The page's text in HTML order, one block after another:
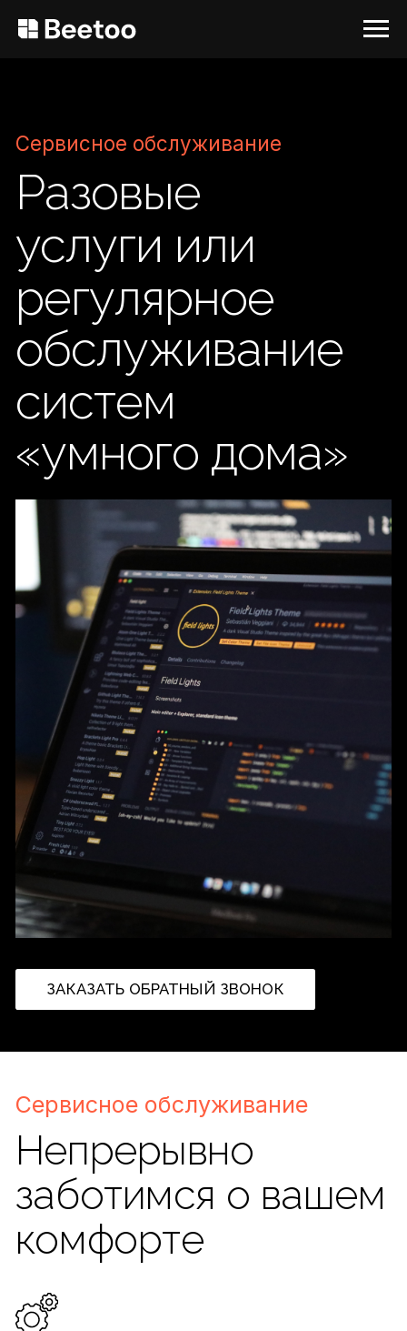
ЗАКАЗАТЬ ОБРАТНЫЙ ЗВОНОК
Разовые
услуги или
регулярное
обслуживание
систем
«умного дома»
Непрерывно
заботимся о вашем
комфорте
Настройка модулей и
компонентов системы
Обновление программного
обеспечения
Оперативное реагирование
С учетом всех ваших пожеланий и
Для корректной работы оборудования
Сервисное обслуживание
Сразу подключимся удаленно, чтобы
диагностировать причину возникших
дистанционно